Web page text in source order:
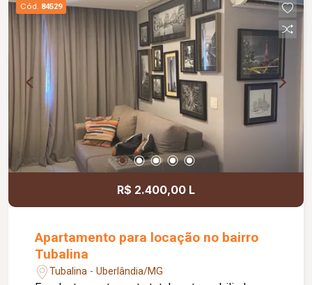
Cód. 84529
R$ 2.400,00 L
Apartamento para locação no bairro
Tubalina
Tubalina - Uberlândia/MG